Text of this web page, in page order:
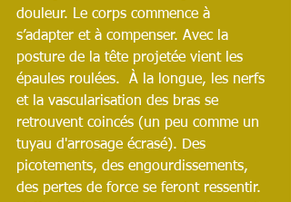
douleur. Le corps commence à
s’adapter et à compenser. Avec la
posture de la tête projetée vient les
épaules roulées.  À la longue, les nerfs
et la vascularisation des bras se
retrouvent coincés (un peu comme un
tuyau d'arrosage écrasé). Des
picotements, des engourdissements,
des pertes de force se feront ressentir.